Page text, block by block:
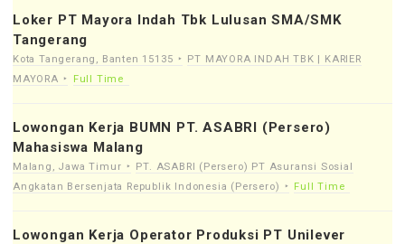
Loker PT Mayora Indah Tbk Lulusan SMA/SMK
Tangerang
Kota Tangerang, Banten 15135
PT MAYORA INDAH TBK | KARIER
MAYORA
Full Time
Lowongan Kerja BUMN PT. ASABRI (Persero)
Mahasiswa Malang
Malang, Jawa Timur
PT. ASABRI (Persero) PT Asuransi Sosial
Angkatan Bersenjata Republik Indonesia (Persero)
Full Time
Lowongan Kerja Operator Produksi PT Unilever